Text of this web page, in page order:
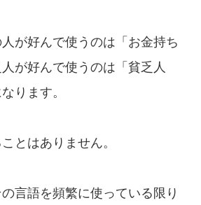
が好んで使うのは「お金持ち
が好んで使うのは「貧乏人
ります。
とはありません。
言語を頻繁に使っている限り